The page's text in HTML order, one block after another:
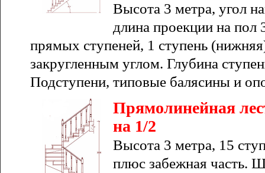
Высота 3 метра, угол
длина проекции на пол
прямых ступеней, 1 ступень
закругленным углом. Глубина
Подступени, типовые балясины и
Прямолинейная
на 1/2
Высота 3 метра, 15
плюс забежная часть.